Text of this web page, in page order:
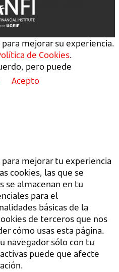
mejorar su experiencia.
de Cookies.
pero puede
Acepto
mejorar tu experiencia
cookies, las que se
se almacenan en tu
para el
básicas de la
de terceros que nos
cómo usas esta página.
navegador sólo con tu
puede que afecte